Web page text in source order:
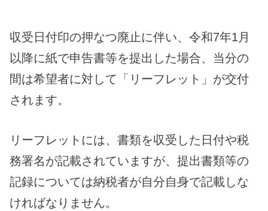
収受日付印の押なつ廃止に伴い、令和7年1月
以降に紙で申告書等を提出した場合、当分の
間は希望者に対して「リーフレット」が交付
されます。
リーフレットには、書類を収受した日付や税
務署名が記載されていますが、提出書類等の
記録については納税者が自分自身で記載しな
ければなりません。